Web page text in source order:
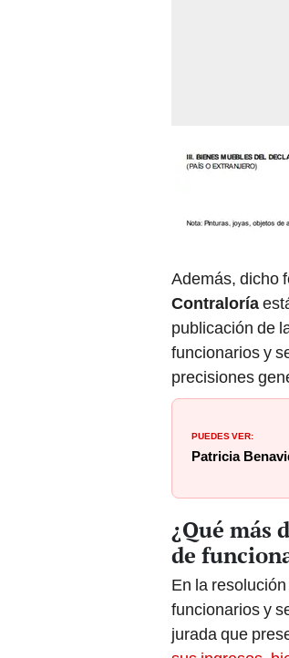
Además, dicho
Contraloría
publicación de
funcionarios y
precisiones
PUEDES VER:
Patricia
¿Qué más
de
En la
funcionarios y
jurada que